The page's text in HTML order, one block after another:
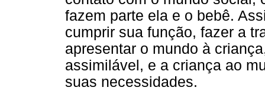
fazem parte ela e o bebê.
cumprir sua função, fazer a
apresentar o mundo à
assimilável, e a criança ao
suas necessidades.